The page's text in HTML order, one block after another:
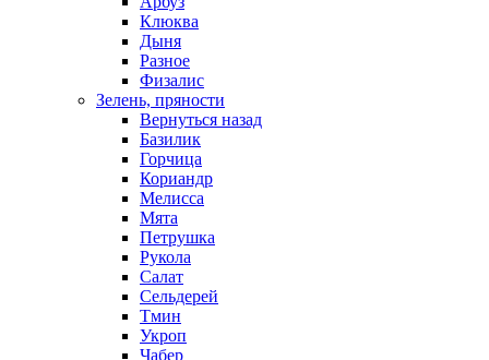
Клюква
Дыня
Разное
Физалис
Зелень, пряности
Вернуться назад
Базилик
Горчица
Кориандр
Мелисса
Мята
Петрушка
Рукола
Салат
Сельдерей
Тмин
Укроп
Чабер